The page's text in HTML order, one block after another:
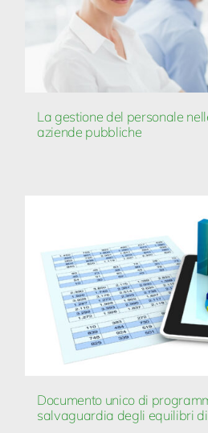
La gestione del personale
aziende pubbliche
Documento unico di
salvaguardia degli equilibri